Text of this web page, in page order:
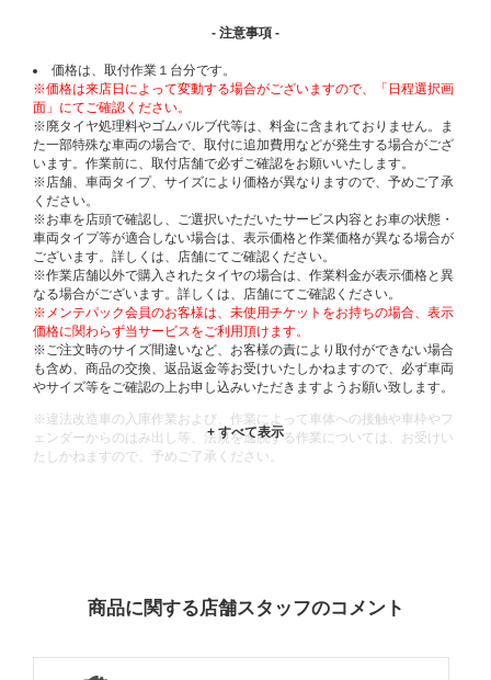
- 注意事項 -
価格は、取付作業１台分です。
※価格は来店日によって変動する場合がございますので、「日程選択画
面」にてご確認ください。
※廃タイヤ処理料やゴムバルブ代等は、料金に含まれておりません。ま
た一部特殊な車両の場合で、取付に追加費用などが発生する場合がござ
います。作業前に、取付店舗で必ずご確認をお願いいたします。
※店舗、車両タイプ、サイズにより価格が異なりますので、予めご了承
ください。
※お車を店頭で確認し、ご選択いただいたサービス内容とお車の状態・
車両タイプ等が適合しない場合は、表示価格と作業価格が異なる場合が
ございます。詳しくは、店舗にてご確認ください。
※作業店舗以外で購入されたタイヤの場合は、作業料金が表示価格と異
なる場合がございます。詳しくは、店舗にてご確認ください。
※メンテパック会員のお客様は、未使用チケットをお持ちの場合、表示
価格に関わらず当サービスをご利用頂けます。
※ご注文時のサイズ間違いなど、お客様の責により取付ができない場合
も含め、商品の交換、返品返金等お受けいたしかねますので、必ず車両
やサイズ等をご確認の上お申し込みいただきますようお願い致します。
※違法改造車の入庫作業および、作業によって車体への接触や車枠やフ
ェンダーからのはみ出し等、法規を逸脱する作業については、お受けい
たしかねますので、予めご了承ください。
商品に関する店舗スタッフのコメント